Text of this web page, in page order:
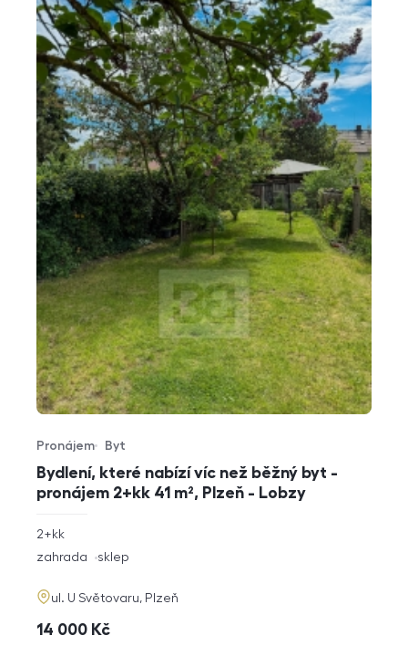
Bydlení, které nabízí víc než běžný byt -
pronájem 2+kk 41 m², Plzeň - Lobzy
Typ nabídky
Pronájem
Typ nemovitosti
Byt
rozměry
2+kk
funkce
zahrada sklep
adresa
ul. U Světovaru, Plzeň
cena
14 000 Kč